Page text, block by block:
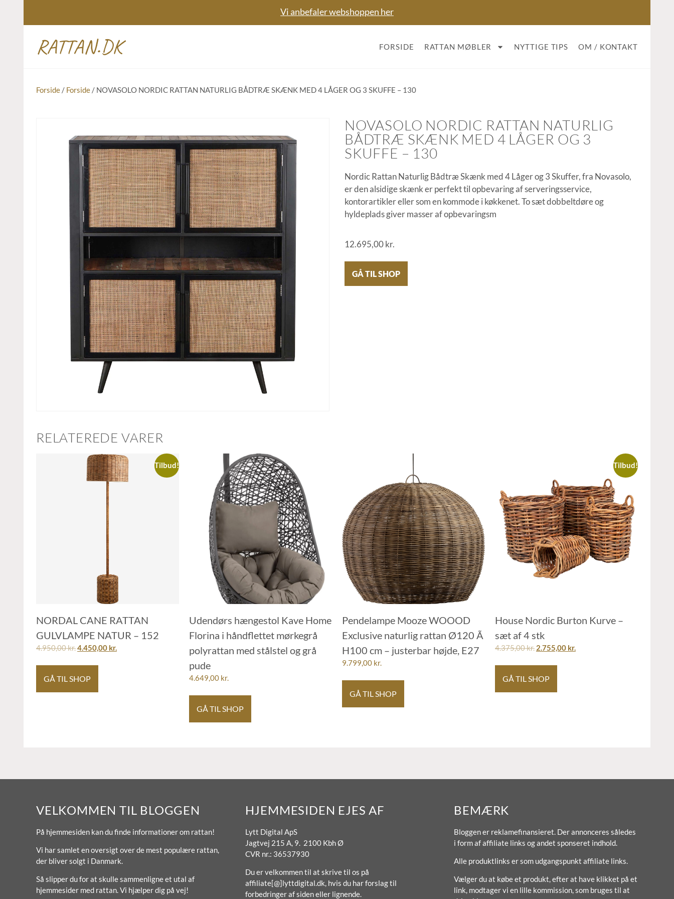
Vi anbefaler webshoppen her
RATTAN.DK FORSIDE RATTAN MØBLER NYTTIGE TIPS OM / KONTAKT
Forside / Forside / NOVASOLO NORDIC RATTAN NATURLIG BÅDTRÆ SKÆNK MED 4 LÅGER OG 3 SKUFFE – 130
NOVASOLO NORDIC RATTAN NATURLIG
BÅDTRÆ SKÆNK MED 4 LÅGER OG 3
SKUFFE – 130
Nordic Rattan Naturlig Bådtræ Skænk med 4 Låger og 3 Skuffer, fra Novasolo,
er den alsidige skænk er perfekt til opbevaring af serveringsservice,
kontorartikler eller som en kommode i køkkenet. To sæt dobbeltdøre og
hyldeplads giver masser af opbevaringsm
12.695,00kr.
GÅ TIL SHOP
RELATEREDE VARER
Tilbud!
NORDAL CANE RATTAN
GULVLAMPE NATUR – 152
4.950,00kr.4.450,00 kr.
GÅ TIL SHOP
Udendørs hængestol Kave Home
Florina i håndflettet mørkegrå
polyrattan med stålstel og grå
pude
4.649,00 kr.
GÅ TIL SHOP
Pendelampe Mooze WOOOD
Exclusive naturlig rattan Ø120 Ã
H100 cm – justerbar højde, E27
9.799,00 kr.
GÅ TIL SHOP
Tilbud!
House Nordic Burton Kurve –
sæt af 4 stk
4.375,00kr. 2.755,00 kr.
GÅ TIL SHOP
VELKOMMEN TIL BLOGGEN
På hjemmesiden kan du finde informationer om rattan!
Vi har samlet en oversigt over de mest populære rattan,
der bliver solgt i Danmark.
Så slipper du for at skulle sammenligne et utal af
hjemmesider med rattan. Vi hjælper dig på vej!
HJEMMESIDEN EJES AF
Lytt Digital ApS
Jagtvej 215 A, 9. 2100 Kbh Ø
CVR nr.: 36537930
Du er velkommen til at skrive til os på
affiliate[@]lyttdigital.dk, hvis du har forslag til
forbedringer af siden eller lignende.
BEMÆRK
Bloggen er reklamefinansieret. Der annonceres således
i form af affiliate links og andet sponseret indhold.
Alle produktlinks er som udgangspunkt affiliate links.
Vælger du at købe et produkt, efter at have klikket på et
link, modtager vi en lille kommission, som bruges til at